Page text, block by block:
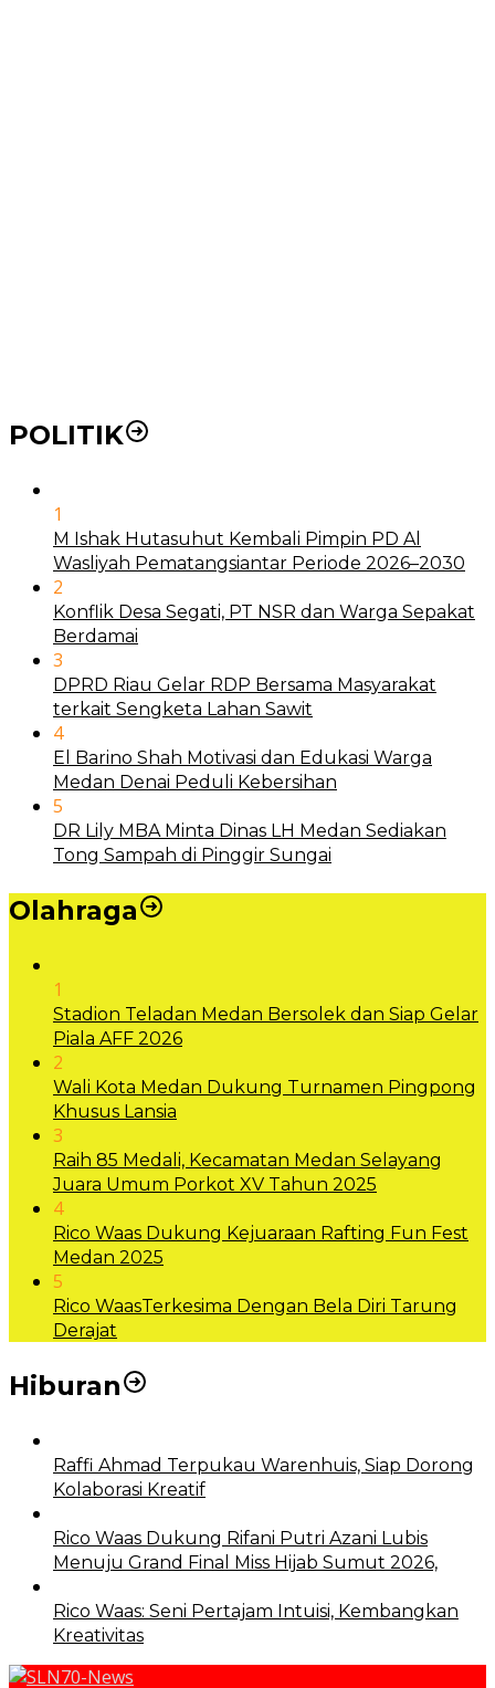
POLITIK
1
M Ishak Hutasuhut Kembali Pimpin PD Al
Wasliyah Pematangsiantar Periode 2026–2030
2
Konflik Desa Segati, PT NSR dan Warga Sepakat
Berdamai
3
DPRD Riau Gelar RDP Bersama Masyarakat
terkait Sengketa Lahan Sawit
4
El Barino Shah Motivasi dan Edukasi Warga
Medan Denai Peduli Kebersihan
5
DR Lily MBA Minta Dinas LH Medan Sediakan
Tong Sampah di Pinggir Sungai
Olahraga
1
Stadion Teladan Medan Bersolek dan Siap Gelar
Piala AFF 2026
2
Wali Kota Medan Dukung Turnamen Pingpong
Khusus Lansia
3
Raih 85 Medali, Kecamatan Medan Selayang
Juara Umum Porkot XV Tahun 2025
4
Rico Waas Dukung Kejuaraan Rafting Fun Fest
Medan 2025
5
Rico WaasTerkesima Dengan Bela Diri Tarung
Derajat
Hiburan
Raffi Ahmad Terpukau Warenhuis, Siap Dorong
Kolaborasi Kreatif
Rico Waas Dukung Rifani Putri Azani Lubis
Menuju Grand Final Miss Hijab Sumut 2026,
Rico Waas: Seni Pertajam Intuisi, Kembangkan
Kreativitas